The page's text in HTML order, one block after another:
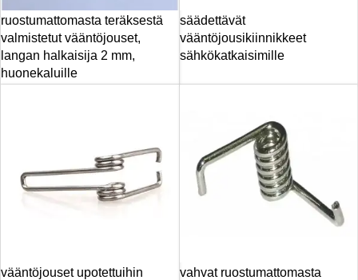
ruostumattomasta teräksestä
valmistetut vääntöjouset,
langan halkaisija 2 mm,
huonekaluille
säädettävät
vääntöjousikiinnikkeet
sähkökatkaisimille
vääntöjouset upotettuihin
vahvat ruostumattomasta